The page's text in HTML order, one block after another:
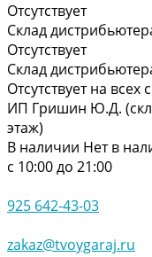
Отсутствует
Склад
Отсутствует
Склад
Отсутствует на всех
ИП Гришин Ю.Д.
этаж)
В наличии Нет в
с 10:00 до 21:00
925 642-43-03
zakaz@tvoygaraj.ru